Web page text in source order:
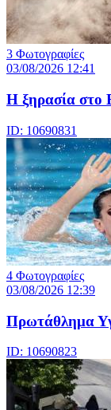
3 Φωτογραφίες
03/08/2026 12:41
Η ξηρασία στο
ID: 10690831
4 Φωτογραφίες
03/08/2026 12:39
Πρωτάθλημα
ID: 10690823